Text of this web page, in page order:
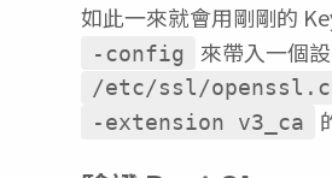
如此一來就會用剛剛的
-config
來帶入一個
/etc/ssl/
-extension v3_ca